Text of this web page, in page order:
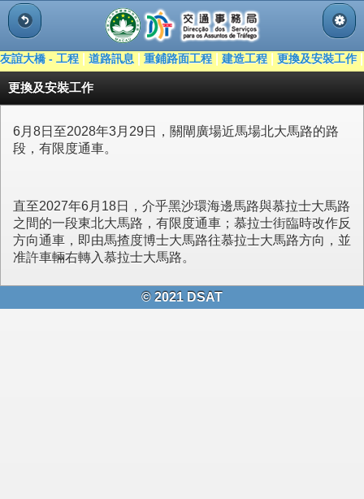
友誼大橋 - 工程 | 道路訊息 | 重鋪路面工程 | 建造工程 | 更換及安裝工作
更換及安裝工作
6月8日至2028年3月29日，關閘廣場近馬場北大馬路的路
段，有限度通車。
直至2027年6月18日，介乎黑沙環海邊馬路與慕拉士大馬路
之間的一段東北大馬路，有限度通車；慕拉士街臨時改作反
方向通車，即由馬揸度博士大馬路往慕拉士大馬路方向，並
准許車輛右轉入慕拉士大馬路。
© 2021 DSAT